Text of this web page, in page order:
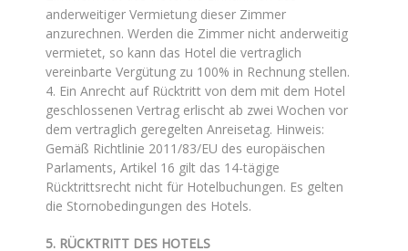
anderweitiger Vermietung dieser Zimmer
anzurechnen. Werden die Zimmer nicht anderweitig
vermietet, so kann das Hotel die vertraglich
vereinbarte Vergütung zu 100% in Rechnung stellen.
4. Ein Anrecht auf Rücktritt von dem mit dem Hotel
geschlossenen Vertrag erlischt ab zwei Wochen vor
dem vertraglich geregelten Anreisetag. Hinweis:
Gemäß Richtlinie 2011/83/EU des europäischen
Parlaments, Artikel 16 gilt das 14-tägige
Rücktrittsrecht nicht für Hotelbuchungen. Es gelten
die Stornobedingungen des Hotels.
5. RÜCKTRITT DES HOTELS